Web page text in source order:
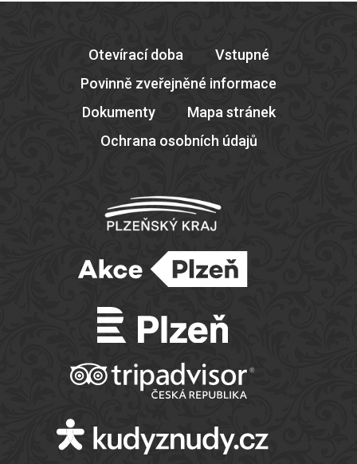
Otevírací doba
Vstupné
Povinně zveřejněné informace
Dokumenty
Mapa stránek
Ochrana osobních údajů